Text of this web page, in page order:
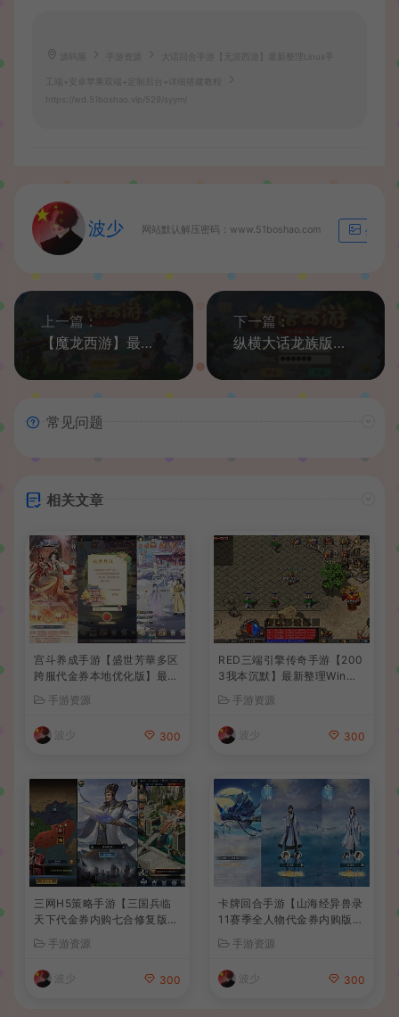
手游资源 大话回合手游【无涯西游】最新整理Linux手
工端+安卓苹果双端+定制后台+详细搭建教程
https://wd.51boshao.vip/529/syym/
波少 网站默认解压密码：www.51boshao.com 生成海
上一篇：
【魔龙西游】最新整理手工端+安卓苹果双端+搭建教程+运营后台
下一篇：
纵横大话龙族版本龙吟一键端+客户端源码+安卓客户端+搭建教程
常见问题
相关文章
宫斗养成手游【盛世芳華多区
跨服代金券本地优化版】最新
整理单机一键即玩端+Linux
手工服务端+CDK授权后台
+安卓+详细搭建教程
手游资源
波少 300
RED三端引擎传奇手游【200
3我本沉默】最新整理Win系
服务端+安卓苹果PC三端+详
细搭建教程
手游资源
波少 300
三网H5策略手游【三国兵临
天下代金券内购七合修复版】
最新整理单机一键即玩镜像端
+Linux手工服务端+管理后台
+GM授权后台+简易安卓客户
端+详细搭建教程+视频教程
手游资源
波少 300
卡牌回合手游【山海经异兽录
11赛季全人物代金券内购版】
最新整理WIN系服务端+授权
GM后台+管理后台+热更修改
工具+安卓+详细搭建教程
手游资源
波少 300